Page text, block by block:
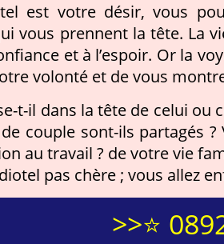
est votre désir, vous
vous prennent la tête. La
et à l’espoir. Or la
volonté et de vous
t-il dans la tête de celui ou
couple sont-ils partagés
au travail ? de votre vie
pas chère ; vous allez
>>⭐